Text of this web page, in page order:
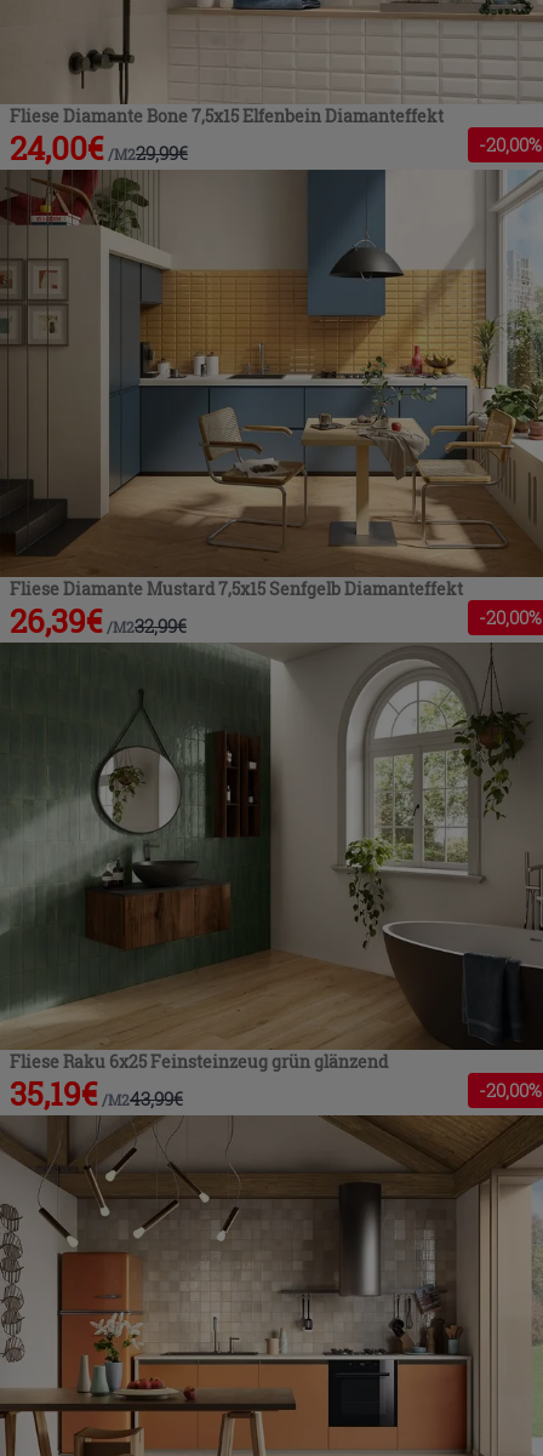
Fliese Diamante Bone 7,5x15 Elfenbein Diamanteffekt
24,00€ /M229,99€ -20,00%
Fliese Diamante Mustard 7,5x15 Senfgelb Diamanteffekt
26,39€ /M232,99€ -20,00%
Fliese Raku 6x25 Feinsteinzeug grün glänzend
35,19€ /M243,99€ -20,00%